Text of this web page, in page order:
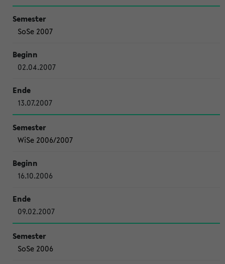
SoSe 2007
02.04.2007
13.07.2007
WiSe 2006/2007
16.10.2006
09.02.2007
SoSe 2006